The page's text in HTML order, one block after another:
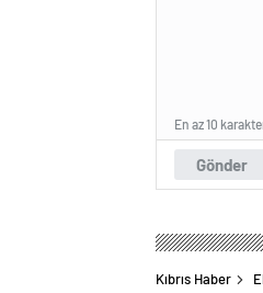
Gönder
En az 10
Kıbrıs Haber